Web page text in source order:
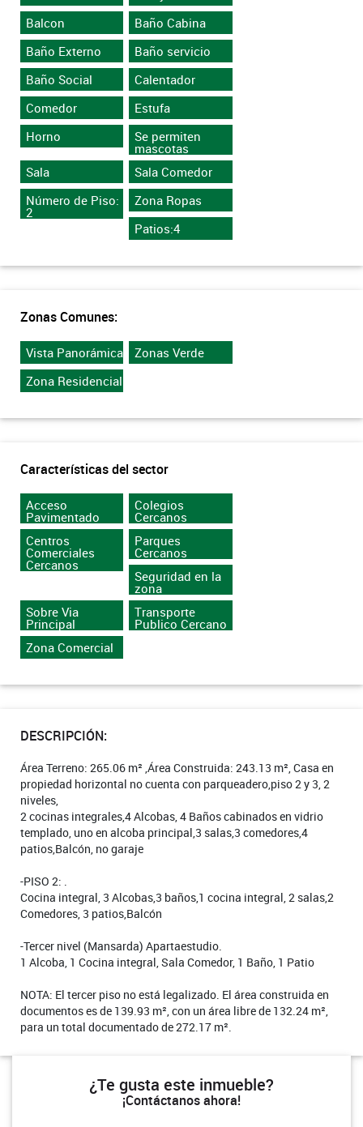
Balcon
Baño Cabina
Baño Externo
Baño servicio
Baño Social
Calentador
Comedor
Estufa
Horno
Se permiten
mascotas
Sala
Sala Comedor
Número de Piso:
2
Zona Ropas
Patios:4
Zonas Comunes:
Vista Panorámica
Zonas Verde
Zona Residencial
Características del sector
Acceso
Pavimentado
Colegios
Cercanos
Centros
Comerciales
Cercanos
Parques
Cercanos
Seguridad en la
zona
Sobre Via
Principal
Transporte
Publico Cercano
Zona Comercial
DESCRIPCIÓN:
Área Terreno: 265.06 m² ,Área Construida: 243.13 m², Casa en
propiedad horizontal no cuenta con parqueadero,piso 2 y 3, 2
niveles,
2 cocinas integrales,4 Alcobas, 4 Baños cabinados en vidrio
templado, uno en alcoba principal,3 salas,3 comedores,4
patios,Balcón, no garaje
-PISO 2: .
Cocina integral, 3 Alcobas,3 baños,1 cocina integral, 2 salas,2
Comedores, 3 patios,Balcón
-Tercer nivel (Mansarda) Apartaestudio.
1 Alcoba, 1 Cocina integral, Sala Comedor, 1 Baño, 1 Patio
NOTA: El tercer piso no está legalizado. El área construida en
documentos es de 139.93 m², con un área libre de 132.24 m²,
para un total documentado de 272.17 m².
¿Te gusta este inmueble?
¡Contáctanos ahora!